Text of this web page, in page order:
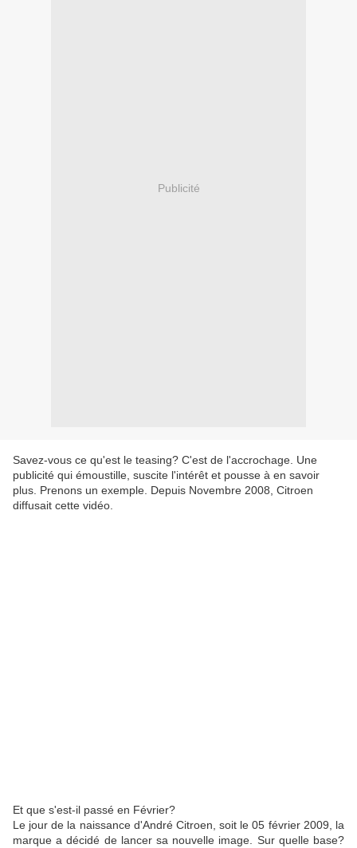
Publicité
Savez-vous ce qu'est le teasing? C'est de l'accrochage. Une
publicité qui émoustille, suscite l'intérêt et pousse à en savoir
plus. Prenons un exemple. Depuis Novembre 2008, Citroen
diffusait cette vidéo.
Et que s'est-il passé en Février?
Le jour de la naissance d'André Citroen, soit le 05 février 2009, la
marque a décidé de lancer sa nouvelle image. Sur quelle base?